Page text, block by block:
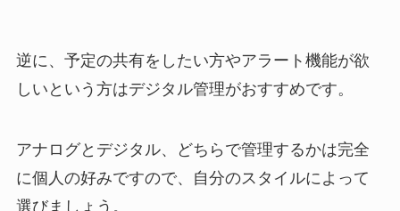
逆に、予定の共有をしたい方やアラート機能が欲
しいという方はデジタル管理がおすすめです。
アナログとデジタル、どちらで管理するかは完全
に個人の好みですので、自分のスタイルによって
選びましょう。